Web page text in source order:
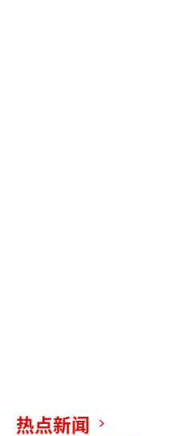
热点新闻